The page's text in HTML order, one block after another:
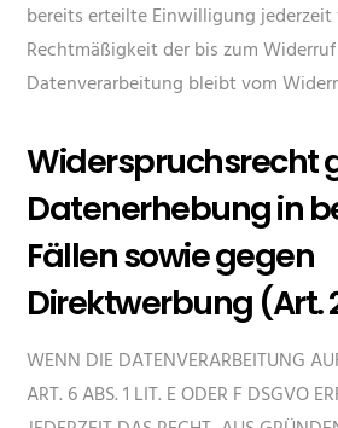
bereits erteilte Einwilligung
Rechtmäßigkeit der bis zum
Datenverarbeitung bleibt vom
Widerspruchsrecht
Datenerhebung in
Fällen sowie gegen
Direktwerbung (Art.
WENN DIE DATENVERARBEITUNG
ART. 6 ABS. 1 LIT. E ODER F DSGVO